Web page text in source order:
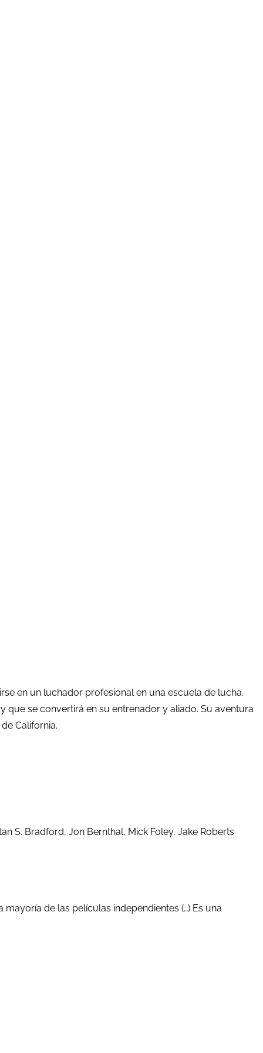
en un luchador profesional en una escuela de lucha.
que se convertirá en su entrenador y aliado. Su aventura
California.
S. Bradford, Jon Bernthal, Mick Foley, Jake Roberts
de las películas independientes (…) Es una